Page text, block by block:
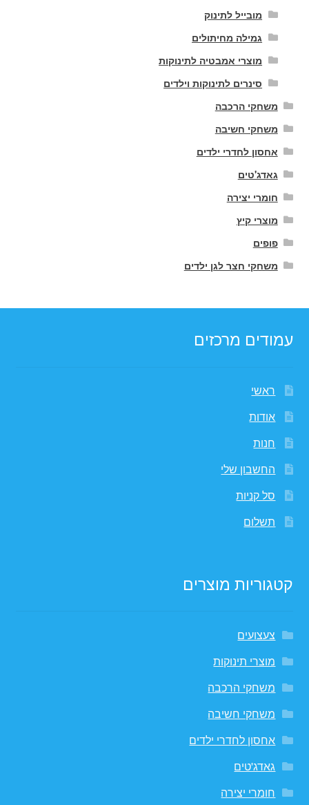
מובייל לתינוק
גמילה מחיתולים
מוצרי אמבטיה לתינוקות
סינרים לתינוקות וילדים
משחקי הרכבה
משחקי חשיבה
אחסון לחדרי ילדים
גאדג'טים
חומרי יצירה
מוצרי קיץ
פופים
משחקי חצר לגן ילדים
עמודים מרכזים
ראשי
אודות
חנות
החשבון שלי
סל קניות
תשלום
קטגוריות מוצרים
צעצועים
מוצרי תינוקות
משחקי הרכבה
משחקי חשיבה
אחסון לחדרי ילדים
גאדג'טים
חומרי יצירה